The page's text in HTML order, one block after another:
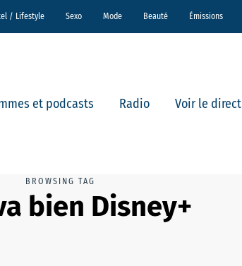
/ Lifestyle Sexo Mode Beauté Émissions
et podcasts Radio Voir le direct
BROWSING TAG
bien Disney+